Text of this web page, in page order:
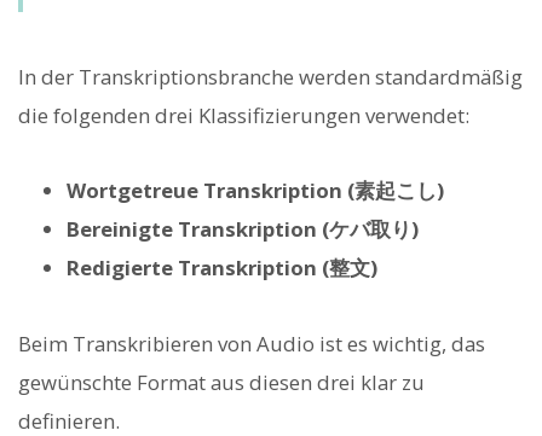
In der Transkriptionsbranche werden standardmäßig
die folgenden drei Klassifizierungen verwendet:
Wortgetreue Transkription (素起こし)
Bereinigte Transkription (ケバ取り)
Redigierte Transkription (整文)
Beim Transkribieren von Audio ist es wichtig, das
gewünschte Format aus diesen drei klar zu
definieren.